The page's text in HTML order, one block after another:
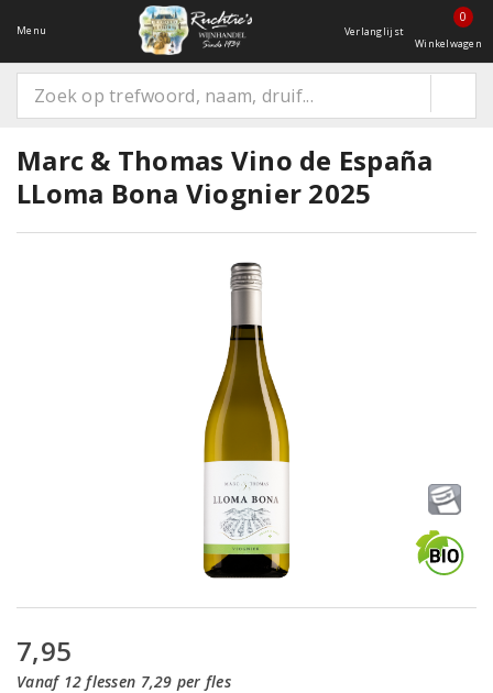
Menu Verlanglijst
0
Winkelwagen
Marc & Thomas Vino de España
LLoma Bona Viognier 2025
7,95
Vanaf 12 flessen 7,29 per fles